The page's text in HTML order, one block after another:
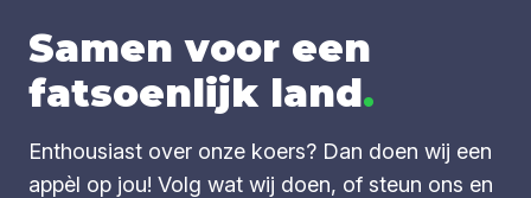
Samen voor een
fatsoenlijk land.
Enthousiast over onze koers? Dan doen wij een
appèl op jou! Volg wat wij doen, of steun ons en